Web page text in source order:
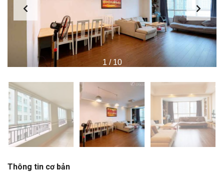
1 / 10
Thông tin cơ bản